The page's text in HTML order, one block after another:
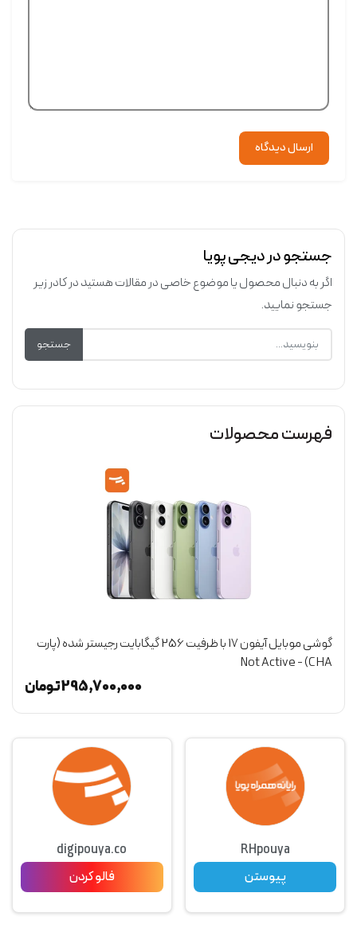
ارسال دیدگاه
جستجو در دیجی پویا
اگر به دنبال محصول یا موضوع خاصی در مقالات هستید در کادر زیر
جستجو نمایید.
جستجو
فهرست محصولات
گوشی موبایل آیفون 17 با ظرفیت 256 گیگابایت رجیستر شده (پارت
CHA) - Not Active
295,700,000تومان
RHpouya
پیوستن
digipouya.co
فالو کردن